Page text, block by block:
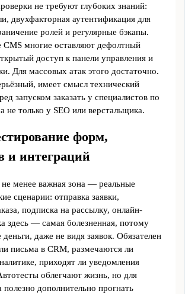
не требуют глубоких знаний:
двухфакторная аутентификация для
ролей и регулярные бэкапы.
CMS многие оставляют дефолтный
доступ к панели управления и
Для массовых атак этого достаточно.
имеет смысл технический
запуском заказать у специалистов по
не только у SEO или верстальщика.
форм,
и интеграций
менее важная зона — реальные
сценарии: отправка заявки,
подписка на рассылку, онлайн-
здесь — самая болезненная, потому
деньги, даже не видя заявок. Обязателен
письма в CRM, размечаются ли
приходят ли уведомления
облегчают жизнь, но для
полезно дополнительно прогнать